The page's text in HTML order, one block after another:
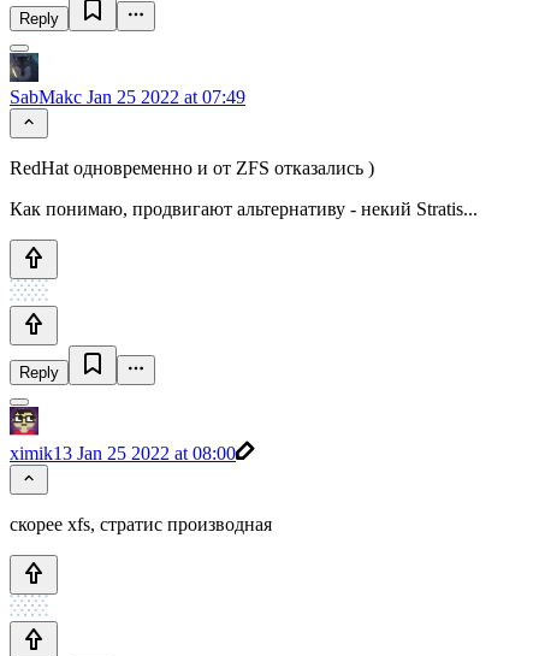
Reply
SabMakc Jan 25 2022 at 07:49
RedHat одновременно и от ZFS отказались )
Как понимаю, продвигают альтернативу - некий Stratis...
Reply
ximik13 Jan 25 2022 at 08:00
скорее xfs, стратис производная